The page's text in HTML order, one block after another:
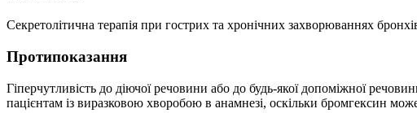
Секретолітична терапія при гострих та хронічних захворюваннях
Протипоказання
Гіперчутливість до діючої речовини або до будь-якої допоміжної
пацієнтам із виразковою хворобою в анамнезі, оскільки бромгексин